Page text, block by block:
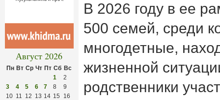
Август 2026
Пн Вт Ср Чт Пт Сб Вс
1
2
3
4 5 6 7 8
9
10 11 12 13 14 15
16
В 2026 году в ее
500 семей, среди
многодетные,
жизненной
родственники